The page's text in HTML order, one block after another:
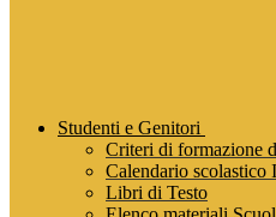
Studenti e Genitori
Criteri di formazione
Calendario scolastico
Libri di Testo